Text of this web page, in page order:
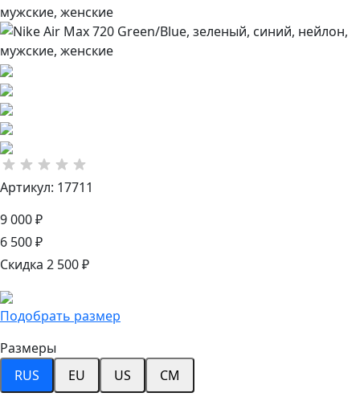
Артикул: 17711
9 000 ₽
6 500 ₽
Скидка 2 500 ₽
Подобрать размер
Размеры
RUS
EU US CM